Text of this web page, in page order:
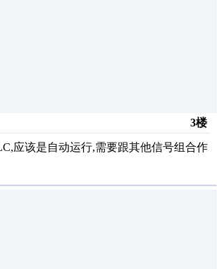
3楼
应该是自动运行,需要跟其他信号组合作